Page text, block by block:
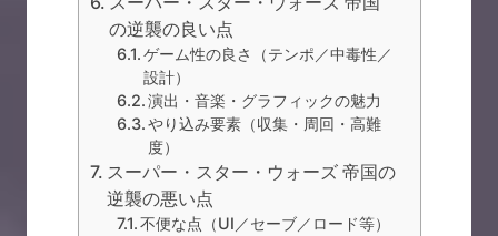
の逆襲の良い点
ゲーム性の良さ（テンポ／中毒性／
設計）
演出・音楽・グラフィックの魅力
やり込み要素（収集・周回・高難
度）
スーパー・スター・ウォーズ 帝国の
逆襲の悪い点
不便な点（UI／セーブ／ロード等）